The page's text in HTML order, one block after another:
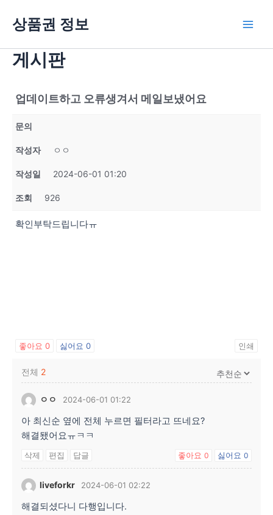
로
상품권 정보
게시판
업데이트하고 오류생겨서 메일보냈어요
문의
작성자 ㅇㅇ
작성일 2024-06-01 01:20
조회 926
확인부탁드립니다ㅠ
좋아요 0 싫어요 0 인쇄
전체 2
ㅇㅇ 2024-06-01 01:22
아 최신순 옆에 전체 누르면 필터라고 뜨네요?
해결됐어요ㅠㅋㅋ
삭제 편집 답글 좋아요 0 싫어요 0
liveforkr 2024-06-01 02:22
해결되셨다니 다행입니다.